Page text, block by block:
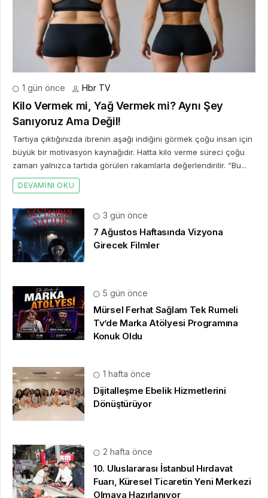
1 gün önce Hbr TV
Kilo Vermek mi, Yağ Vermek mi? Aynı Şey
Sanıyoruz Ama Değil!
Tartıya çıktığınızda ibrenin aşağı indiğini görmek çoğu insan için
büyük bir motivasyon kaynağıdır. Hatta kilo verme süreci çoğu
zaman yalnızca tartıda görülen rakamlarla değerlendirilir. “Bu...
DEVAMINI OKU
3 gün önce
7 Ağustos Haftasında Vizyona
Girecek Filmler
5 gün önce
Mürsel Ferhat Sağlam Tek Rumeli
Tv’de Marka Atölyesi Programına
Konuk Oldu
1 hafta önce
Dijitalleşme Ebelik Hizmetlerini
Dönüştürüyor
2 hafta önce
10. Uluslararası İstanbul Hırdavat
Fuarı, Küresel Ticaretin Yeni Merkezi
Olmaya Hazırlanıyor